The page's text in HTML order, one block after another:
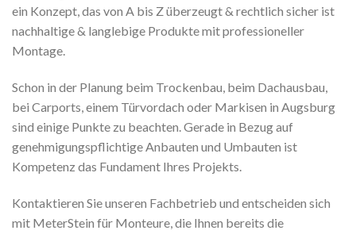
ein Konzept, das von A bis Z überzeugt & rechtlich sicher ist
nachhaltige & langlebige Produkte mit professioneller
Montage.
Schon in der Planung beim Trockenbau, beim Dachausbau,
bei Carports, einem Türvordach oder Markisen in Augsburg
sind einige Punkte zu beachten. Gerade in Bezug auf
genehmigungspflichtige Anbauten und Umbauten ist
Kompetenz das Fundament Ihres Projekts.
Kontaktieren Sie unseren Fachbetrieb und entscheiden sich
mit MeterStein für Monteure, die Ihnen bereits die